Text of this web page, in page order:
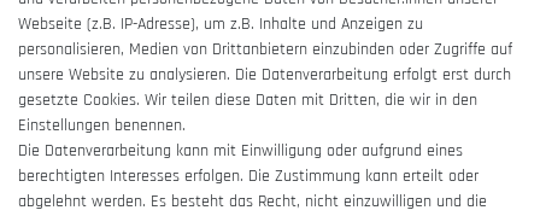
Impressum
Barrierefreiheitserklärung
Vertrag widerrufen
Webseite (z.B. IP-Adresse), um z.B. Inhalte und Anzeigen zu
personalisieren, Medien von Drittanbietern einzubinden oder Zugriffe auf
unsere Website zu analysieren. Die Datenverarbeitung erfolgt erst durch
gesetzte Cookies. Wir teilen diese Daten mit Dritten, die wir in den
Einstellungen benennen.
Die Datenverarbeitung kann mit Einwilligung oder aufgrund eines
berechtigten Interesses erfolgen. Die Zustimmung kann erteilt oder
abgelehnt werden. Es besteht das Recht, nicht einzuwilligen und die